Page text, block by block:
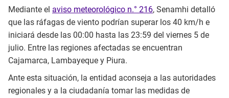
Mediante el aviso meteorológico n.° 216, Senamhi detalló
que las ráfagas de viento podrían superar los 40 km/h e
iniciará desde las 00:00 hasta las 23:59 del viernes 5 de
julio. Entre las regiones afectadas se encuentran
Cajamarca, Lambayeque y Piura.
Ante esta situación, la entidad aconseja a las autoridades
regionales y a la ciudadanía tomar las medidas de